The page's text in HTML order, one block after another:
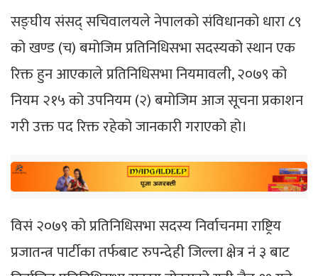
सङ्घीय संसद् सचिवालयले नेपालको संविधानको धारा ८९
को खण्ड (च) बमोजिम प्रतिनिधिसभा सदस्यको स्थान एक
रिक्त हुन आएकाले प्रतिनिधिसभा नियमावली, २०७९ को
नियम २१५ को उपनियम (२) बमोजिम आज सूचना प्रकाशन
गरी उक्त पद रिक्त रहेको जानकारी गराएको हो।
विसं २०७९ को प्रतिनिधिसभा सदस्य निर्वाचनमा राष्ट्रिय
प्रजातन्त्र पार्टीका तर्फबाट रुपन्देही जिल्ला क्षेत्र नं ३ बाट